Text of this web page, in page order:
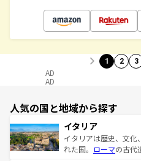
1 2 3
AD
AD
人気の国と地域から探す
イタリア
イタリアは歴史、文
れた国。 ローマの古代